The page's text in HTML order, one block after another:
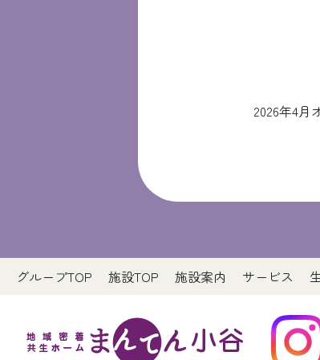
2026年4月
グループTOP 施設TOP 施設案内 サービス